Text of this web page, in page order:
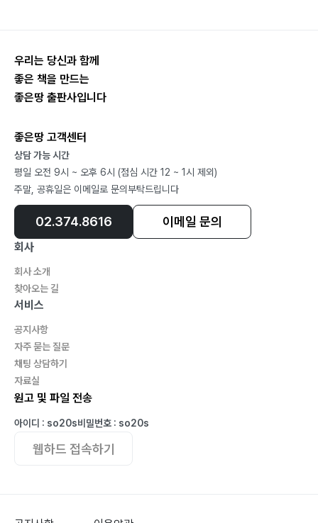
우리는 당신과 함께
좋은 책을 만드는
좋은땅 출판사입니다
좋은땅 고객센터
상담 가능 시간
평일 오전 9시 ~ 오후 6시 (점심 시간 12 ~ 1시 제외)
주말, 공휴일은 이메일로 문의부탁드립니다
02.374.8616 이메일 문의
회사
회사 소개
찾아오는 길
서비스
공지사항
자주 묻는 질문
채팅 상담하기
자료실
원고 및 파일 전송
아이디 : so20s비밀번호 : so20s
웹하드 접속하기